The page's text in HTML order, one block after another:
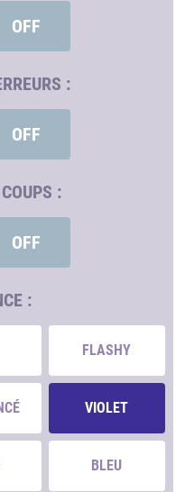
OFF
:
OFF
:
OFF
:
FLASHY
VIOLET
BLEU